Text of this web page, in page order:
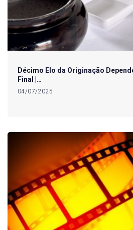
Décimo Elo da Originação
Final |…
04/07/2025